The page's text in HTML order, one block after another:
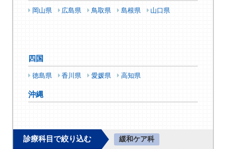
岡山県 広島県 鳥取県 島根県 山口県
四国
徳島県 香川県 愛媛県 高知県
沖縄
診療科目で絞り込む 緩和ケア科